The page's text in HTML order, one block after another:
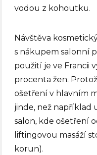
vodou z kohoutku.
Návštěva
s nákupem salonní
použití je ve Francii
procenta žen.
ošetření v hlavním
jinde, než například
salon, kde ošetření
liftingovou masáží
korun).